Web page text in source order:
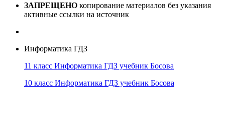
ЗАПРЕЩЕНО копирование материалов без указания
активные ссылки на источник
Информатика ГДЗ
11 класс Информатика ГДЗ учебник Босова
10 класс Информатика ГДЗ учебник Босова